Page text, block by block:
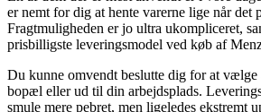
er nemt for dig at hente varerne lige når det
Fragtmuligheden er jo ultra ukompliceret,
prisbilligste leveringsmodel ved køb af
Du kunne omvendt beslutte dig for at
bopæl eller ud til din arbejdsplads.
smule mere pebret, men ligeledes ekstremt